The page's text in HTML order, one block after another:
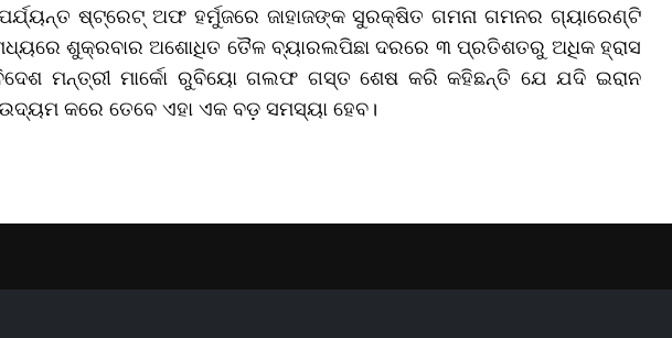
ଷ୍ଟ୍ରେଟ୍ ଅଫ ହର୍ମୁଜରେ ଜାହାଜଙ୍କ ସୁରକ୍ଷିତ ଗମନା ଗମନର ଗ୍ୟାରେଣ୍ଟି
ଶୁକ୍ରବାର ଅଶୋଧିତ ତୈଳ ବ୍ୟାରଲପିଛା ଦରରେ ୩ ପ୍ରତିଶତରୁ ଅଧିକ ହ୍ରାସ
ମନ୍ତ୍ରୀ ମାର୍କୋ ରୁବିୟୋ ଗଲଫ ଗସ୍ତ ଶେଷ କରି କହିଛନ୍ତି ଯେ ଯଦି ଇରାନ
ଉଦ୍ୟମ କରେ ତେବେ ଏହା ଏକ ବଡ଼ ସମସ୍ୟା ହେବ।